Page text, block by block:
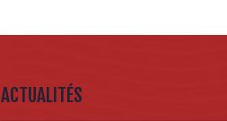
ACTUALITÉS